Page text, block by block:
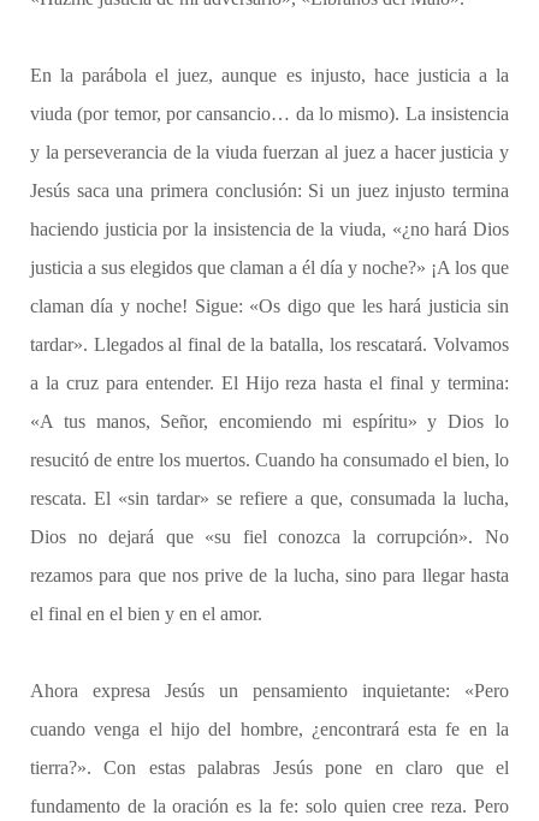
En la parábola el juez, aunque es injusto, hace justicia a la
viuda (por temor, por cansancio… da lo mismo). La insistencia
y la perseverancia de la viuda fuerzan al juez a hacer justicia y
Jesús saca una primera conclusión: Si un juez injusto termina
haciendo justicia por la insistencia de la viuda, «¿no hará Dios
justicia a sus elegidos que claman a él día y noche?» ¡A los que
claman día y noche! Sigue: «Os digo que les hará justicia sin
tardar». Llegados al final de la batalla, los rescatará. Volvamos
a la cruz para entender. El Hijo reza hasta el final y termina:
«A tus manos, Señor, encomiendo mi espíritu» y Dios lo
resucitó de entre los muertos. Cuando ha consumado el bien, lo
rescata. El «sin tardar» se refiere a que, consumada la lucha,
Dios no dejará que «su fiel conozca la corrupción». No
rezamos para que nos prive de la lucha, sino para llegar hasta
el final en el bien y en el amor.
Ahora expresa Jesús un pensamiento inquietante: «Pero
cuando venga el hijo del hombre, ¿encontrará esta fe en la
tierra?». Con estas palabras Jesús pone en claro que el
fundamento de la oración es la fe: solo quien cree reza. Pero